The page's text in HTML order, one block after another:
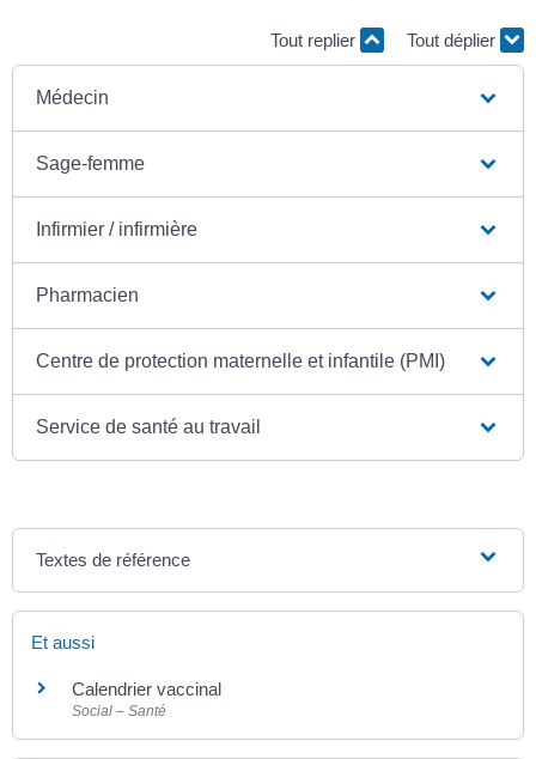
Tout replier Tout déplier
Médecin
Sage-femme
Infirmier / infirmière
Pharmacien
Centre de protection maternelle et infantile (PMI)
Service de santé au travail
Textes de référence
Et aussi
Calendrier vaccinal
Social – Santé